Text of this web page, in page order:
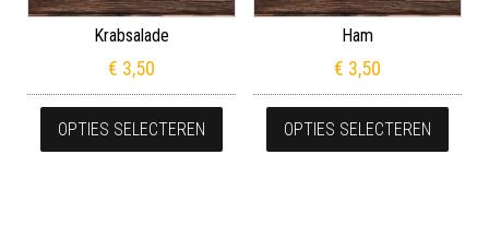
Krabsalade
€ 3,50
OPTIES SELECTEREN
Dit product heeft meerdere
Ham
€ 3,50
OPTIES SELECTEREN
Dit